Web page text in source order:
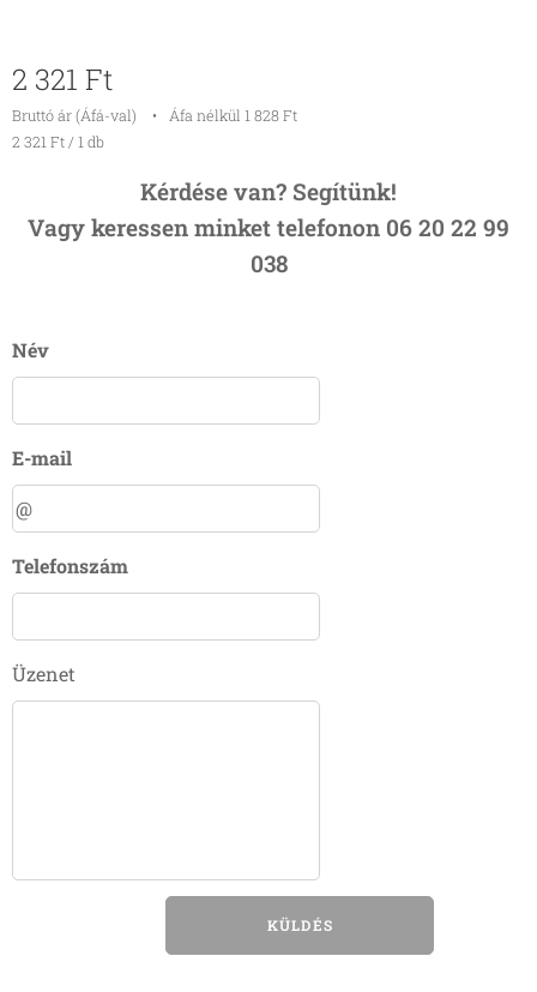
2 321 Ft
Bruttó ár (Áfá-val)
Áfa nélkül 1 828 Ft
2 321 Ft / 1 db
Kérdése van? Segítünk!
Vagy keressen minket telefonon 06 20 22 99
038
Név
E-mail
Telefonszám
Üzenet
KÜLDÉS